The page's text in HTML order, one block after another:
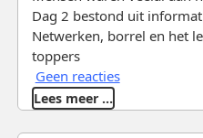
Dag 2 bestond uit
Netwerken, borrel en het
toppers
Geen reacties
Lees meer …